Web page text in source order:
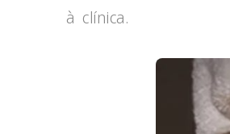
à clínica.